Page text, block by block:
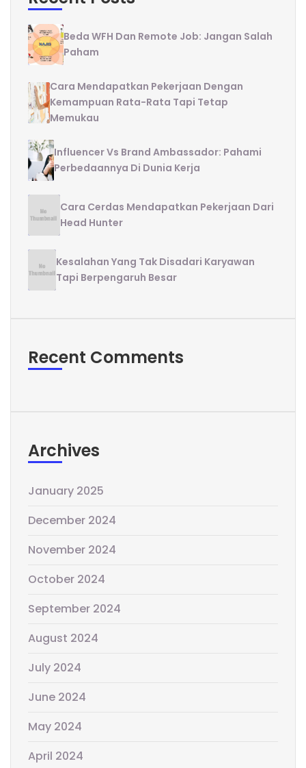
Beda WFH Dan Remote Job: Jangan Salah
Paham
Cara Mendapatkan Pekerjaan Dengan
Kemampuan Rata-Rata Tapi Tetap
Memukau
Influencer Vs Brand Ambassador: Pahami
Perbedaannya Di Dunia Kerja
Cara Cerdas Mendapatkan Pekerjaan Dari
Head Hunter
Kesalahan Yang Tak Disadari Karyawan
Tapi Berpengaruh Besar
Recent Comments
Archives
January 2025
December 2024
November 2024
October 2024
September 2024
August 2024
July 2024
June 2024
May 2024
April 2024